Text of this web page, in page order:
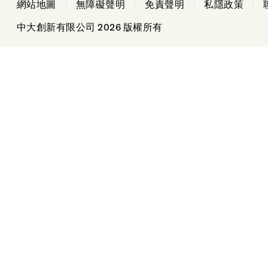
Find us on LinkedIn
網站地圖 無障礙聲明 免責聲明 私隱政策
中大創新有限公司 2026 版權所有